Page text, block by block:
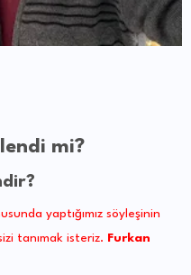
mi?
yaptığımız söyleşinin
tanımak isteriz. Furkan